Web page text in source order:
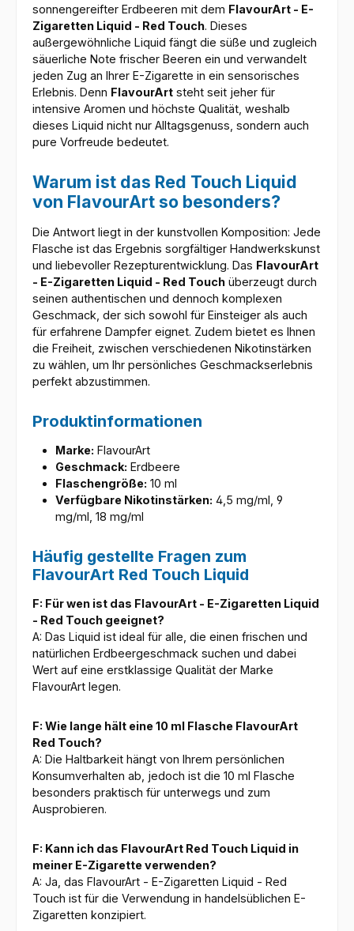
sonnengereifter Erdbeeren mit dem FlavourArt - E-
Zigaretten Liquid - Red Touch. Dieses
außergewöhnliche Liquid fängt die süße und zugleich
säuerliche Note frischer Beeren ein und verwandelt
jeden Zug an Ihrer E-Zigarette in ein sensorisches
Erlebnis. Denn FlavourArt steht seit jeher für
intensive Aromen und höchste Qualität, weshalb
dieses Liquid nicht nur Alltagsgenuss, sondern auch
pure Vorfreude bedeutet.
Warum ist das Red Touch Liquid
von FlavourArt so besonders?
Die Antwort liegt in der kunstvollen Komposition: Jede
Flasche ist das Ergebnis sorgfältiger Handwerkskunst
und liebevoller Rezepturentwicklung. Das FlavourArt
- E-Zigaretten Liquid - Red Touch überzeugt durch
seinen authentischen und dennoch komplexen
Geschmack, der sich sowohl für Einsteiger als auch
für erfahrene Dampfer eignet. Zudem bietet es Ihnen
die Freiheit, zwischen verschiedenen Nikotinstärken
zu wählen, um Ihr persönliches Geschmackserlebnis
perfekt abzustimmen.
Produktinformationen
Marke: FlavourArt
Geschmack: Erdbeere
Flaschengröße: 10 ml
Verfügbare Nikotinstärken: 4,5 mg/ml, 9
mg/ml, 18 mg/ml
Häufig gestellte Fragen zum
FlavourArt Red Touch Liquid
F: Für wen ist das FlavourArt - E-Zigaretten Liquid
- Red Touch geeignet?
A: Das Liquid ist ideal für alle, die einen frischen und
natürlichen Erdbeergeschmack suchen und dabei
Wert auf eine erstklassige Qualität der Marke
FlavourArt legen.
F: Wie lange hält eine 10 ml Flasche FlavourArt
Red Touch?
A: Die Haltbarkeit hängt von Ihrem persönlichen
Konsumverhalten ab, jedoch ist die 10 ml Flasche
besonders praktisch für unterwegs und zum
Ausprobieren.
F: Kann ich das FlavourArt Red Touch Liquid in
meiner E-Zigarette verwenden?
A: Ja, das FlavourArt - E-Zigaretten Liquid - Red
Touch ist für die Verwendung in handelsüblichen E-
Zigaretten konzipiert.